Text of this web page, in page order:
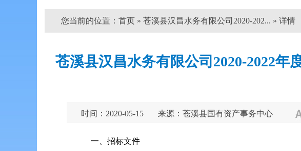
您当前的位置： 首页 » 苍溪县汉昌水务有限公司2020-202... » 详情
苍溪县汉昌水务有限公司2020-2022
时间：2020-05-15 来源：苍溪县国有资产事务中心
一、招标文件